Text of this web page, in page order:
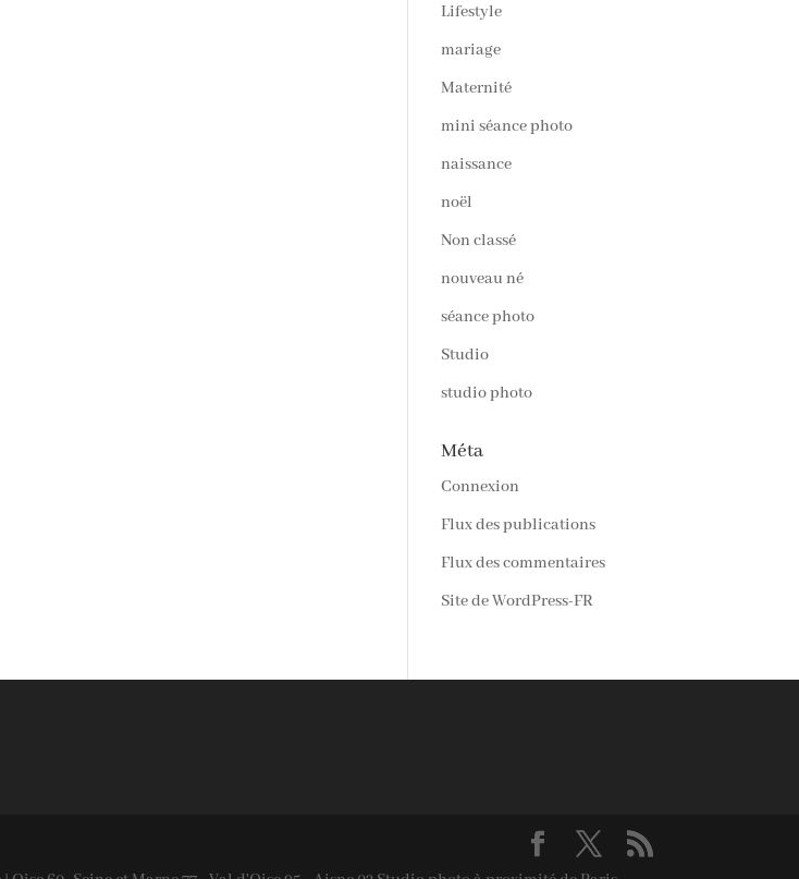
Lifestyle
mariage
Maternité
mini séance photo
naissance
noël
Non classé
nouveau né
séance photo
Studio
studio photo
Méta
Connexion
Flux des publications
Flux des commentaires
Site de WordPress-FR